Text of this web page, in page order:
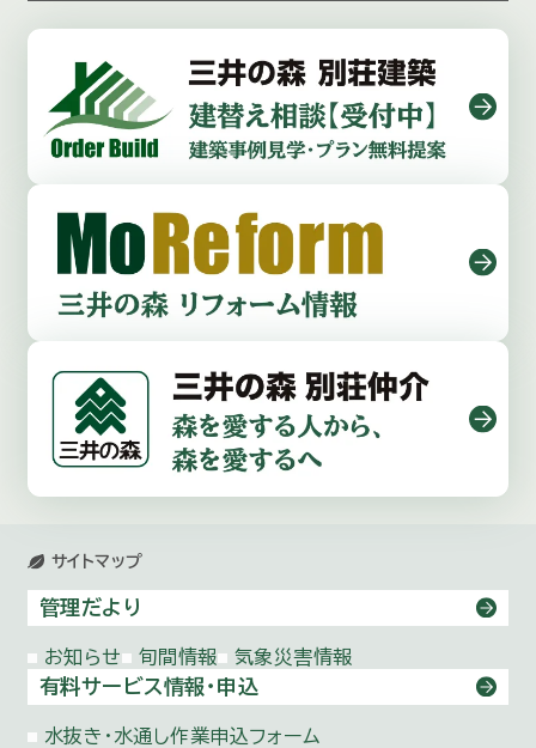
サイトマップ
管理だより
お知らせ 旬間情報 気象災害情報
有料サービス情報・申込
水抜き・水通し作業申込フォーム